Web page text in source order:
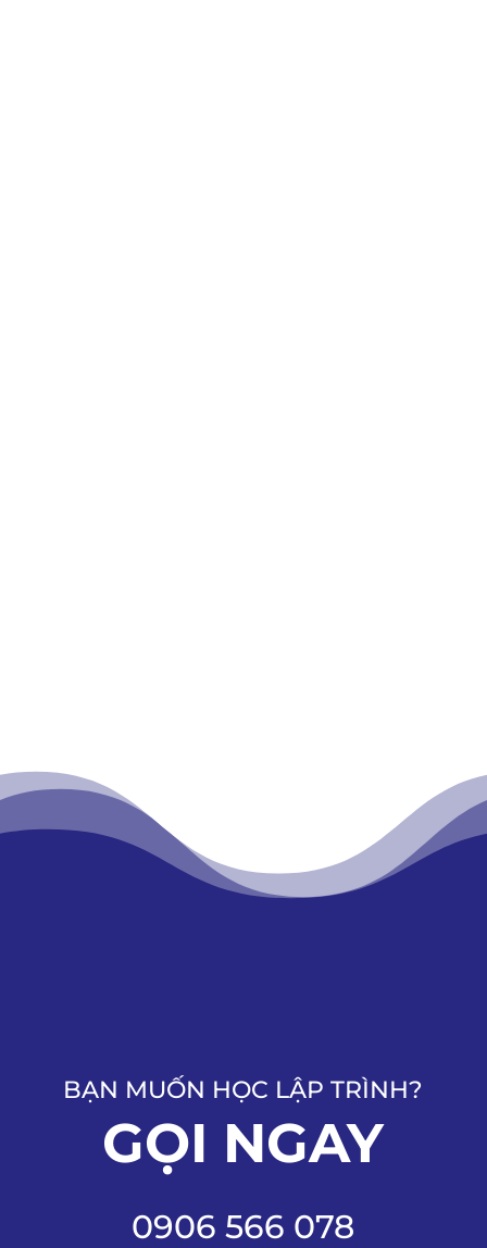
BẠN MUỐN HỌC LẬP TRÌNH?
GỌI NGAY
0906 566 078